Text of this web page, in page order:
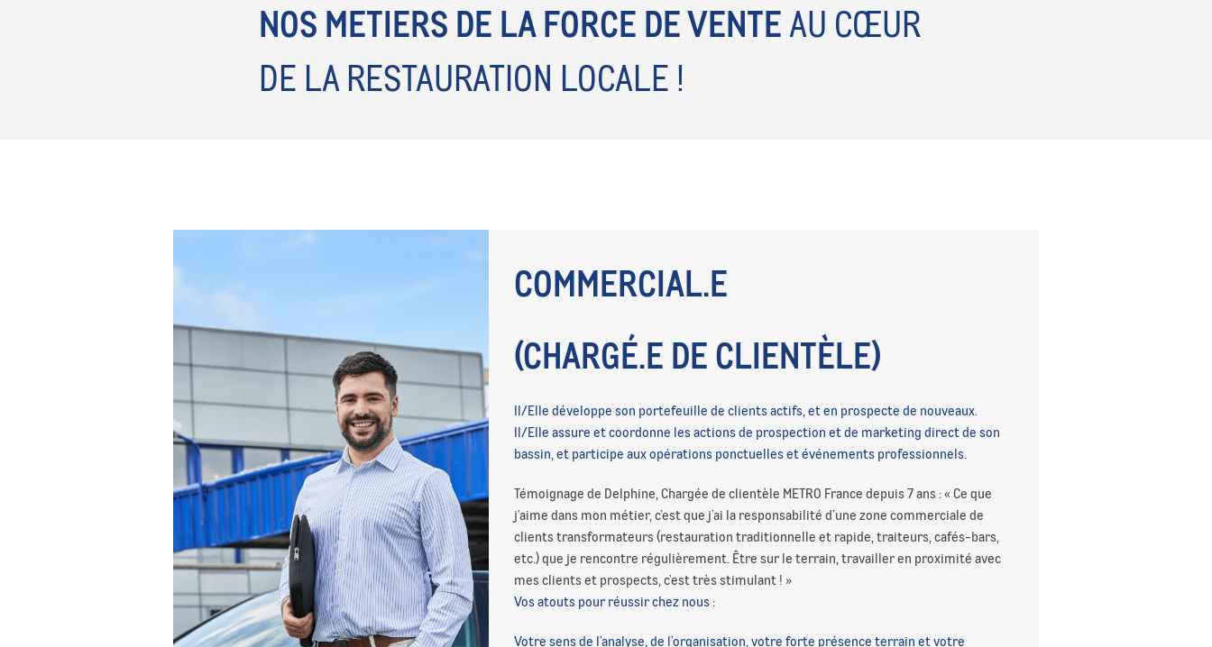
NOS METIERS DE LA FORCE DE VENTE AU CŒUR
DE LA RESTAURATION LOCALE !
COMMERCIAL.E
(CHARGÉ.E DE CLIENTÈLE)
Il/Elle développe son portefeuille de clients actifs, et en prospecte de nouveaux.
Il/Elle assure et coordonne les actions de prospection et de marketing direct de son
bassin, et participe aux opérations ponctuelles et événements professionnels.
Témoignage de Delphine, Chargée de clientèle METRO France depuis 7 ans : « Ce que
j’aime dans mon métier, c’est que j’ai la responsabilité d’une zone commerciale de
clients transformateurs (restauration traditionnelle et rapide, traiteurs, cafés-bars,
etc.) que je rencontre régulièrement. Être sur le terrain, travailler en proximité avec
mes clients et prospects, c’est très stimulant ! »
Vos atouts pour réussir chez nous :
Votre sens de l’analyse, de l’organisation, votre forte présence terrain et votre